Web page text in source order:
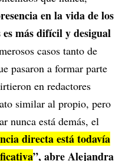
en la vida de los
es más difícil y desigual
casos tanto de
pasaron a formar parte
en redactores
similar al propio, pero
nunca está demás, el
directa está todavía
”, abre Alejandra